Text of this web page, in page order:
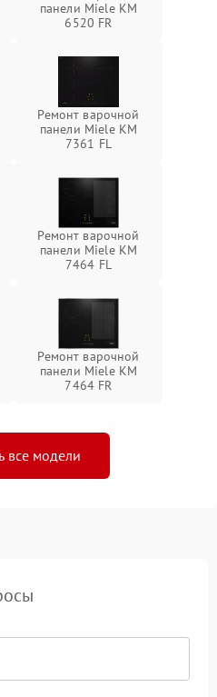
панели Miele KM
6520 FR
Ремонт варочной
панели Miele KM
7361 FL
Ремонт варочной
панели Miele KM
7464 FL
Ремонт варочной
панели Miele KM
7464 FR
все модели